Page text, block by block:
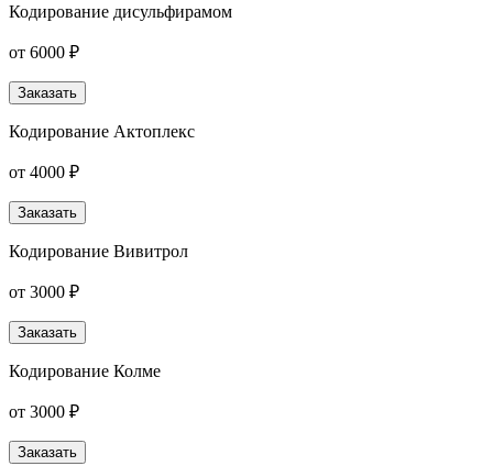
Кодирование дисульфирамом
от 6000 ₽
Заказать
Кодирование Актоплекс
от 4000 ₽
Заказать
Кодирование Вивитрол
от 3000 ₽
Заказать
Кодирование Колме
от 3000 ₽
Заказать